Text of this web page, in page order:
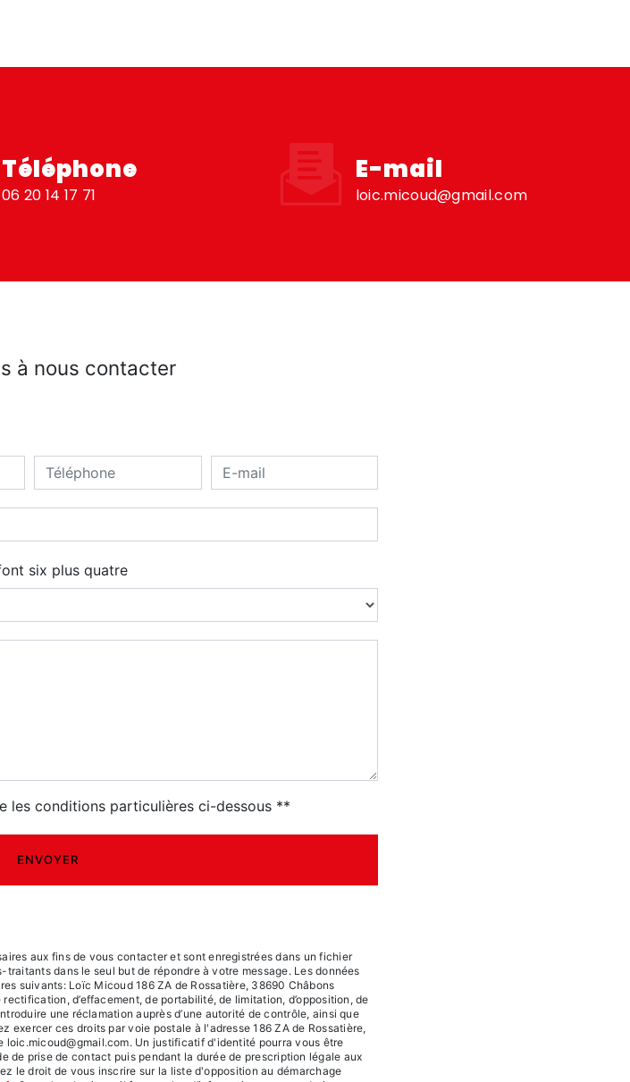
Téléphone
06 20 14 17 71
E-mail
loic.micoud@gmail.com
à nous contacter
six plus quatre
les conditions particulières ci-dessous **
ENVOYER
aux fins de vous contacter et sont enregistrées dans un fichier
dans le seul but de répondre à votre message. Les données
suivants: Loïc Micoud 186 ZA de Rossatière, 38690 Châbons
d’effacement, de portabilité, de limitation, d’opposition, de
une réclamation auprès d’une autorité de contrôle, ainsi que
exercer ces droits par voie postale à l'adresse 186 ZA de Rossatière,
Un justificatif d'identité pourra vous être
de prise de contact puis pendant la durée de prescription légale aux
le droit de vous inscrire sur la liste d'opposition au démarchage